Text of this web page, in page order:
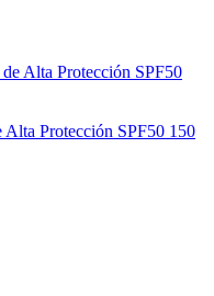
Alta Protección SPF50 150